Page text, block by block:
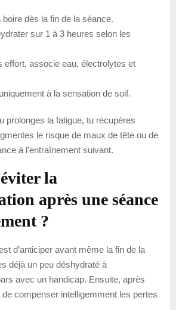
dès la fin de la séance.
sur 1 à 3 heures selon les
effort, associe eau, électrolytes et
à la sensation de soif.
prolonges la fatigue, tu récupères
le risque de maux de tête ou de
à l’entraînement suivant.
la
après une séance
?
d’anticiper avant même la fin de la
déjà un peu déshydraté à
avec un handicap. Ensuite, après
de compenser intelligemment les pertes